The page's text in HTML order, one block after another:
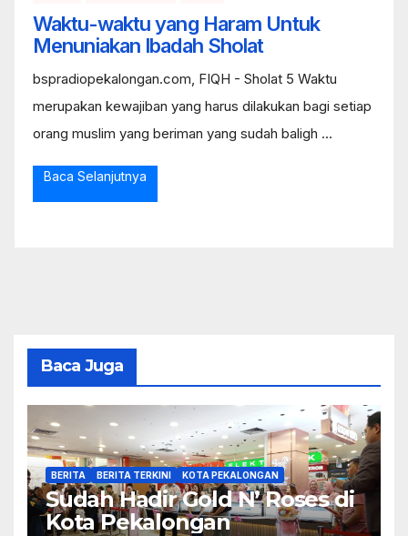
Waktu-waktu yang Haram Untuk
Menuniakan Ibadah Sholat
bspradiopekalongan.com, FIQH - Sholat 5 Waktu
merupakan kewajiban yang harus dilakukan bagi setiap
orang muslim yang beriman yang sudah baligh ...
Baca Selanjutnya
Baca Juga
BERITA BERITA TERKINI KOTA PEKALONGAN
Sudah Hadir Gold N’ Roses di
Kota Pekalongan